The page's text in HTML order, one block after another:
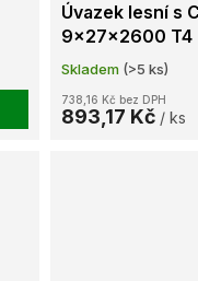
Úvazek lesní s
9x27x2600 T4
Skladem (>5 ks)
738,16 Kč bez DPH
893,17 Kč / ks